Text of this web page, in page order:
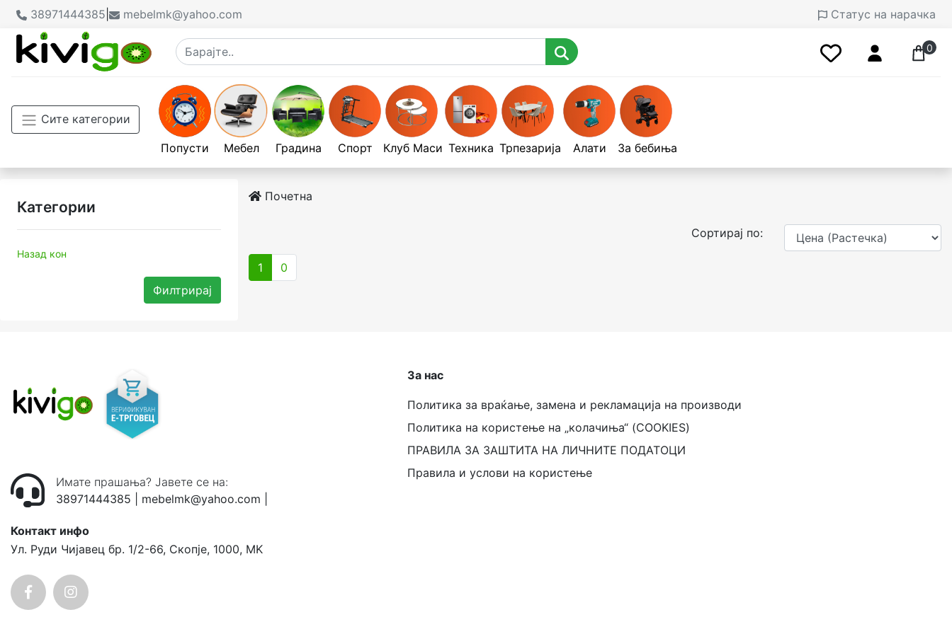
38971444385 mebelmk@yahoo.com Статус на нарачка
0
Сите категории
Попусти Мебел Градина Спорт Клуб Маси Техника Трпезарија Алати За бебиња
Категории
Назад кон
Филтрирај
Почетна
Сортирај по:
1 0
Имате прашања? Јавете се на:
38971444385
mebelmk@yahoo.com
Контакт инфо
Ул. Руди Чијавец бр. 1/2-66, Скопје, 1000, MK
За нас
Политика за враќање, замена и рекламација на производи
Политика на користење на „колачиња“ (COOKIES)
ПРАВИЛА ЗА ЗАШТИТА НА ЛИЧНИТЕ ПОДАТОЦИ
Правила и услови на користење